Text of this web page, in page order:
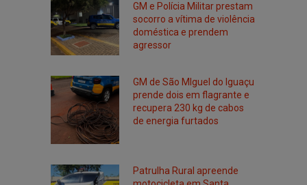
GM e Polícia Militar prestam
socorro a vítima de violência
doméstica e prendem
agressor
GM de São MIguel do Iguaçu
prende dois em flagrante e
recupera 230 kg de cabos
de energia furtados
Patrulha Rural apreende